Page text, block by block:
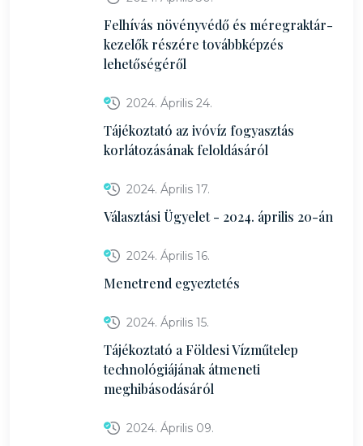
Felhívás növényvédő és méregraktár-
kezelők részére továbbképzés
lehetőségéről
2024. Április 24.
Tájékoztató az ivóvíz fogyasztás
korlátozásának feloldásáról
2024. Április 17.
Választási Ügyelet - 2024. április 20-án
2024. Április 16.
Menetrend egyeztetés
2024. Április 15.
Tájékoztató a Földesi Vízműtelep
technológiájának átmeneti
meghibásodásáról
2024. Április 09.